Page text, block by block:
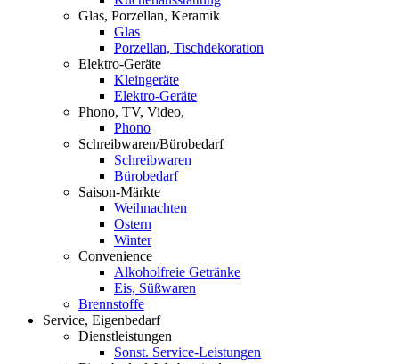
Glas, Porzellan, Keramik
Glas
Porzellan, Tischdekoration
Elektro-Geräte
Kleingeräte
Elektro-Geräte
Phono, TV, Video,
Phono
Schreibwaren/Bürobedarf
Schreibwaren
Bürobedarf
Saison-Märkte
Weihnachten
Ostern
Winter
Convenience
Alkoholfreie Getränke
Eis, Süßwaren
Brennstoffe
Service, Eigenbedarf
Dienstleistungen
Sonst. Service-Leistungen